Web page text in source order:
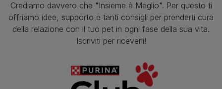
Crediamo davvero che "Insieme è Meglio". Per questo ti
offriamo idee, supporto e tanti consigli per prenderti cura
della relazione con il tuo pet in ogni fase della sua vita.
Iscriviti per riceverli!